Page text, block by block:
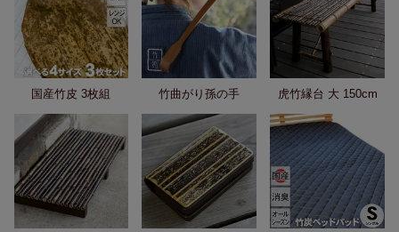
国産竹皮 3枚組 竹曲がり孫の手 虎竹縁台 大 150cm